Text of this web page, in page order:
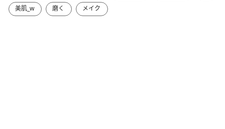
美肌_w
磨く メイク